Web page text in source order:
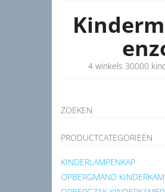
4 winkels 30000
ZOEKEN
PRODUCTCATEGORIEËN
KINDERLAMPENKAP
OPBERGMAND